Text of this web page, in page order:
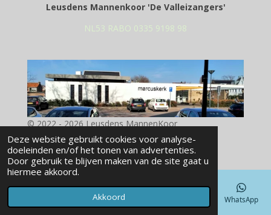
Deze website gebruikt cookies voor analyse-
doeleinden en/of het tonen van advertenties.
Door gebruik te blijven maken van de site gaat u
hiermee akkoord.
Akkoord
Leusdens Mannenkoor 'De Valleizangers'
NL53 RABO 0335 9198 98
© 2022 - 2026 Leusdens MannenKoor
Powered byJouwWeb
Telefoonnummer WhatsApp